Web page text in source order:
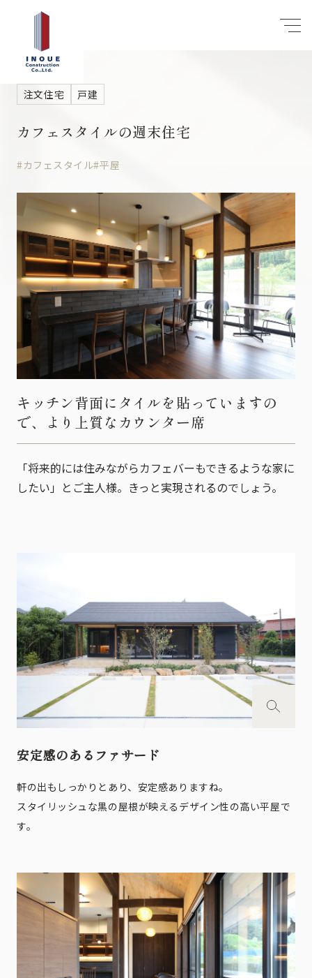
注文住宅 戸建
カフェスタイルの週末住宅
#カフェスタイル#平屋
キッチン背面にタイルを貼っていますの
で、より上質なカウンター席
「将来的には住みながらカフェバーもできるような家に
したい」とご主人様。きっと実現されるのでしょう。
安定感のあるファサード
軒の出もしっかりとあり、安定感ありますね。
スタイリッシュな黒の屋根が映えるデザイン性の高い平屋で
す。